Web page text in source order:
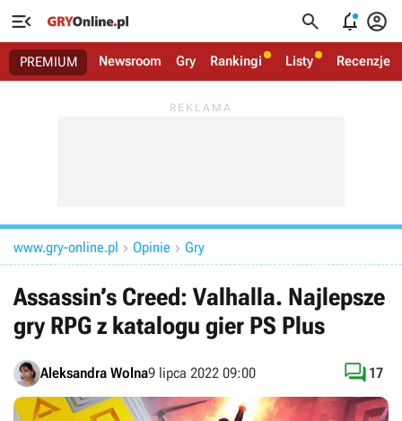
   
PREMIUM Newsroom Gry Rankingi Listy Recenzje
www.gry-online.pl  Opinie  Gry
Assassin’s Creed: Valhalla. Najlepsze
gry RPG z katalogu gier PS Plus
Aleksandra Wolna9 lipca 2022 09:00  17